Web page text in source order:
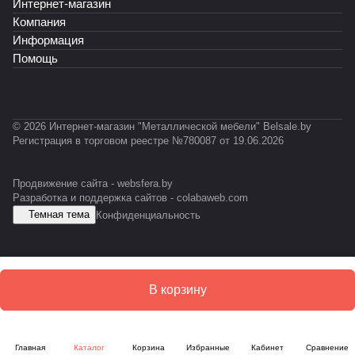
5
7
-
В корзину
Главная Каталог Корзина Избранные Кабинет Сравнение
Интернет-магазин
Компания
Информация
Помощь
© 2026 Интернет-магазин "Металлической мебели" Belsale.by
Регистрация в торговом реестре №780087 от 19.06.2026
Продвижение сайта - websfera.by
Разработка и поддержка сайтов - colabaweb.com
Темная тема Конфиденциальность